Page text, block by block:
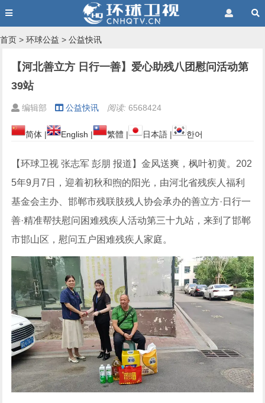
首页 > 环球公益 > 公益快讯
【河北善立方 日行一善】爱心助残八团慰问活动第
39站
编辑部 公益快讯 阅读: 6568424
简体 | English | 繁體 | 日本語 | 한어
【环球卫视 张志军 彭朋 报道】金风送爽，枫叶初黄。202
5年9月7日，迎着初秋和煦的阳光，由河北省残疾人福利
基金会主办、邯郸市残联肢残人协会承办的善立方·日行一
善·精准帮扶慰问困难残疾人活动第三十九站，来到了邯郸
市邯山区，慰问五户困难残疾人家庭。